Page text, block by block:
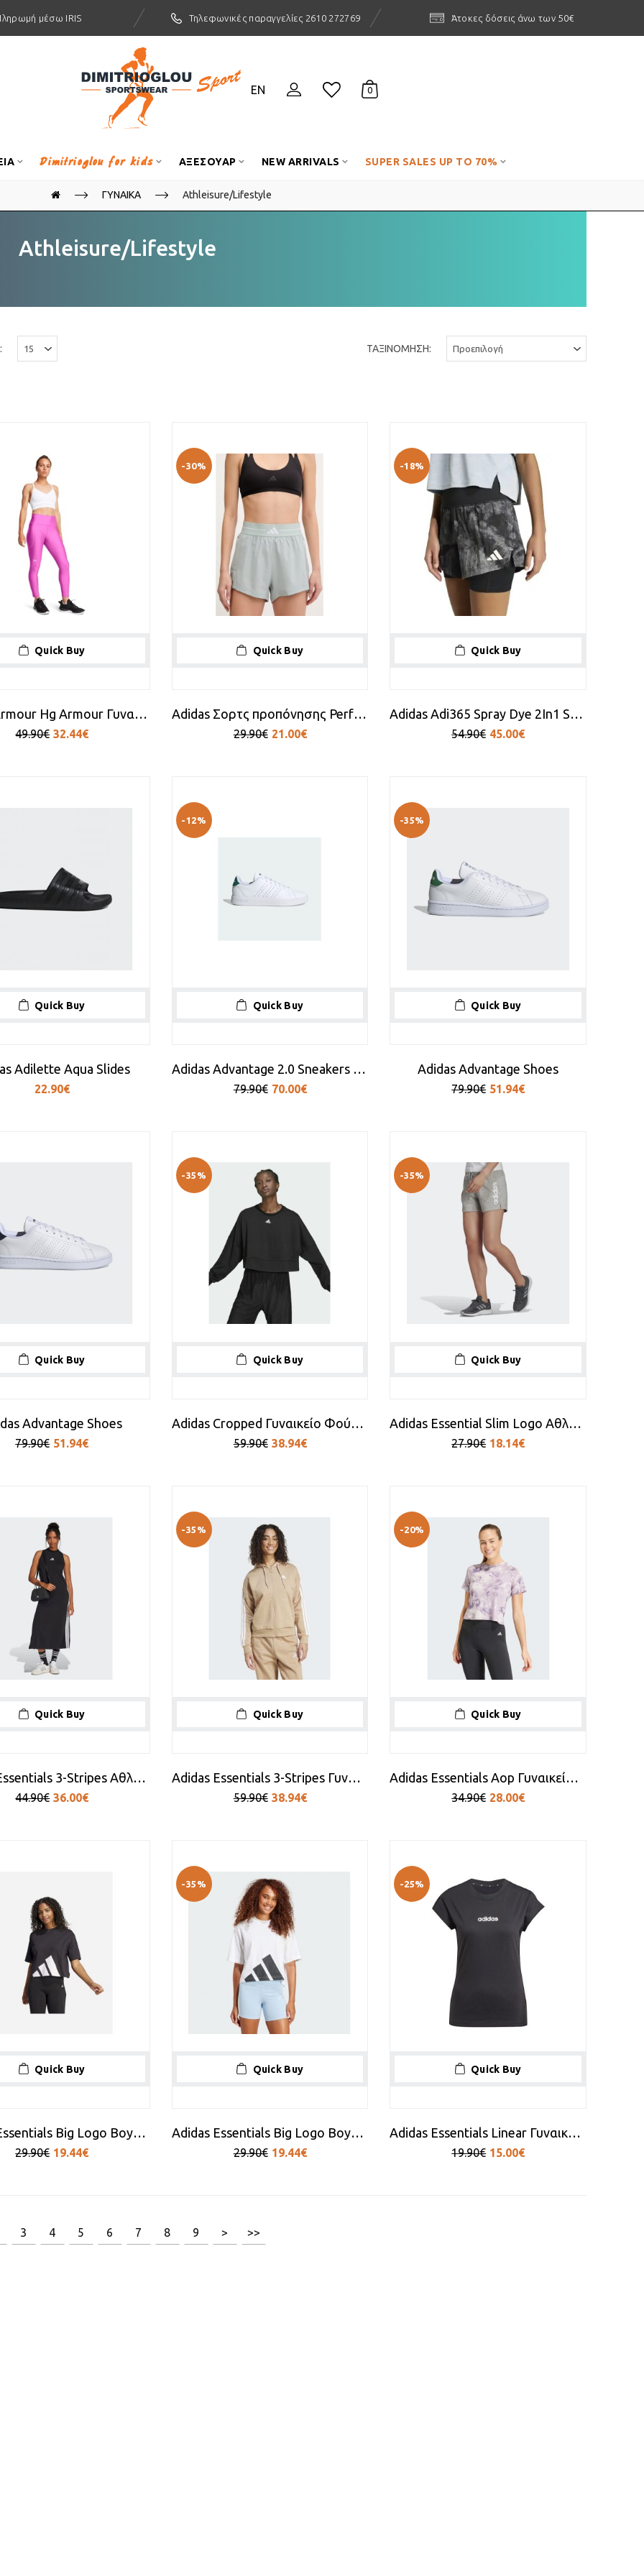
μέσω IRIS Τηλεφωνικές παραγγελίες 2610 272769 Άτοκες δόσεις άνω των 50€
EN 0
Dimitrioglou for kids ΑΞΕΣΟΥΑΡ NEW ARRIVALS SUPER SALES UP TO 70%
ΓΥΝΑΙΚΑ Athleisure/Lifestyle
Athleisure/Lifestyle
ΤΑΞΙΝΟΜΗΣΗ:
Quick Buy
Under Armour Hg Armour Γυναικείο Κολάν Ροζ
49.90€ 32.44€
-30%
Quick Buy
Adidas Σορτς προπόνησης Performance Hyperglam
29.90€ 21.00€
-18%
Quick Buy
Adidas Adi365 Spray Dye 2In1 Shorts
54.90€ 45.00€
Quick Buy
Adilette Aqua Slides
22.90€
-12%
Quick Buy
Adidas Advantage 2.0 Sneakers Λευκό
79.90€ 70.00€
-35%
Quick Buy
Adidas Advantage Shoes
79.90€ 51.94€
Quick Buy
Advantage Shoes
79.90€ 51.94€
-35%
Quick Buy
Adidas Cropped Γυναικείο Φούτερ Μαύρο
59.90€ 38.94€
-35%
Quick Buy
Adidas Essential Slim Logo Αθλητικό Γυναικείο Σορτς Γκρι
27.90€ 18.14€
Quick Buy
Adidas Essentials 3-Stripes Αθλητικό Φόρεμα Αμάνικο Black
44.90€ 36.00€
-35%
Quick Buy
Adidas Essentials 3-Stripes Γυναικεία Ζακέτα Φούτερ με Κουκούλα Καφέ
59.90€ 38.94€
-20%
Quick Buy
Adidas Essentials Aop Γυναικείο Αθλητικό T-shirt Floral Μωβ
34.90€ 28.00€
Quick Buy
Adidas Essentials Big Logo Boyfriend Tee W
29.90€ 19.44€
-35%
Quick Buy
Adidas Essentials Big Logo Boyfriend Tee W
29.90€ 19.44€
-25%
Quick Buy
Adidas Essentials Linear Γυναικείο T-shirt Μαύρο
19.90€ 15.00€
3 4 5 6 7 8 9 > >>